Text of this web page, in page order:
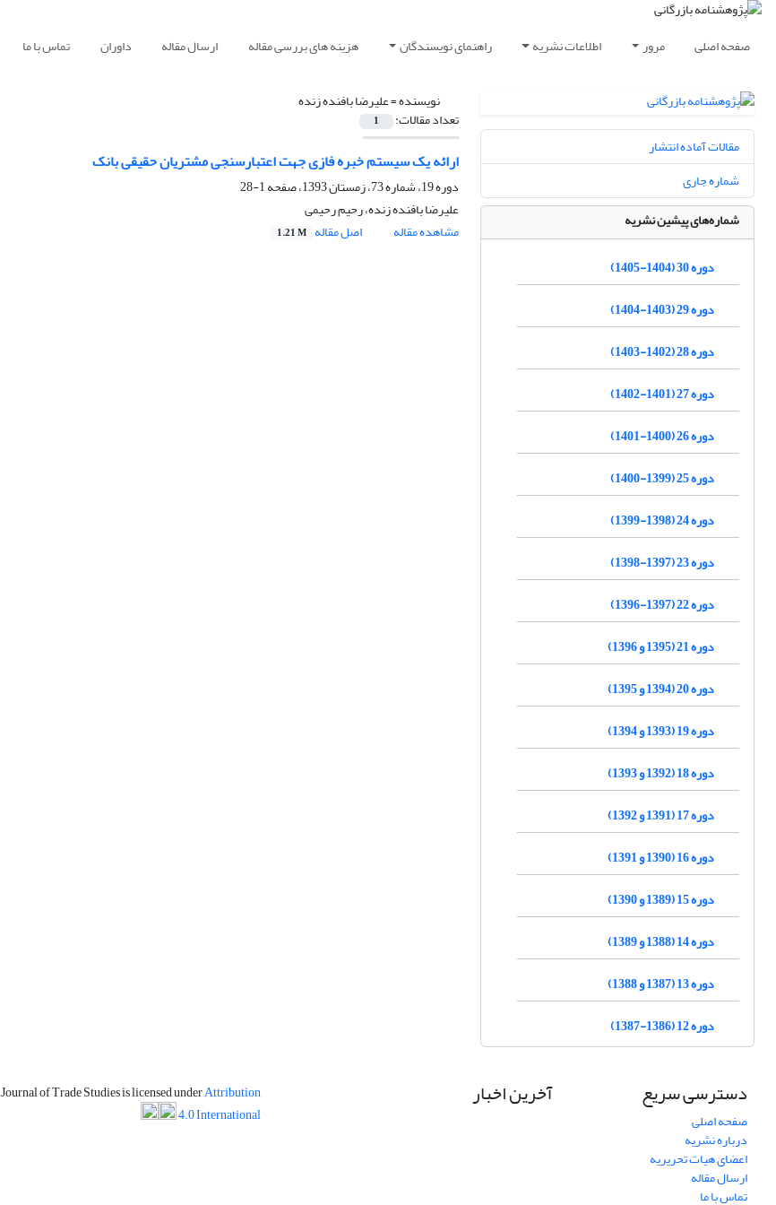
صفحه اصلی مرور اطلاعات نشریه راهنمای نویسندگان هزینه های بررسی مقاله ارسال مقاله داوران تماس با ما
نویسنده =علیرضا بافنده زنده
تعداد مقالات: 1
ارائه یک سیستم خبره فازی جهت اعتبارسنجی مشتریان حقیقی بانک
دوره 19، شماره 73، زمستان 1393، صفحه
1-28
علیرضا بافنده زنده، رحیم رحیمی
مشاهده مقاله
اصل مقاله 1.21 M
مقالات آماده انتشار
شماره جاری
شماره‌های پیشین نشریه
دوره 30 (1404-1405)
دوره 29 (1403-1404)
دوره 28 (1402-1403)
دوره 27 (1401-1402)
دوره 26 (1400-1401)
دوره 25 (1399-1400)
دوره 24 (1398-1399)
دوره 23 (1397-1398)
دوره 22 (1397-1396)
دوره 21 (1395 و 1396)
دوره 20 (1394 و 1395)
دوره 19 (1393 و 1394)
دوره 18 (1392 و 1393)
دوره 17 (1391 و 1392)
دوره 16 (1390 و 1391)
دوره 15 (1389 و 1390)
دوره 14 (1388 و 1389)
دوره 13 (1387 و 1388)
دوره 12 (1386-1387)
دسترسی سریع
صفحه اصلی
درباره نشریه
اعضای هیات تحریریه
ارسال مقاله
تماس با ما
آخرین اخبار Journal of Trade Studies is licensed underAttribution
4.0 International